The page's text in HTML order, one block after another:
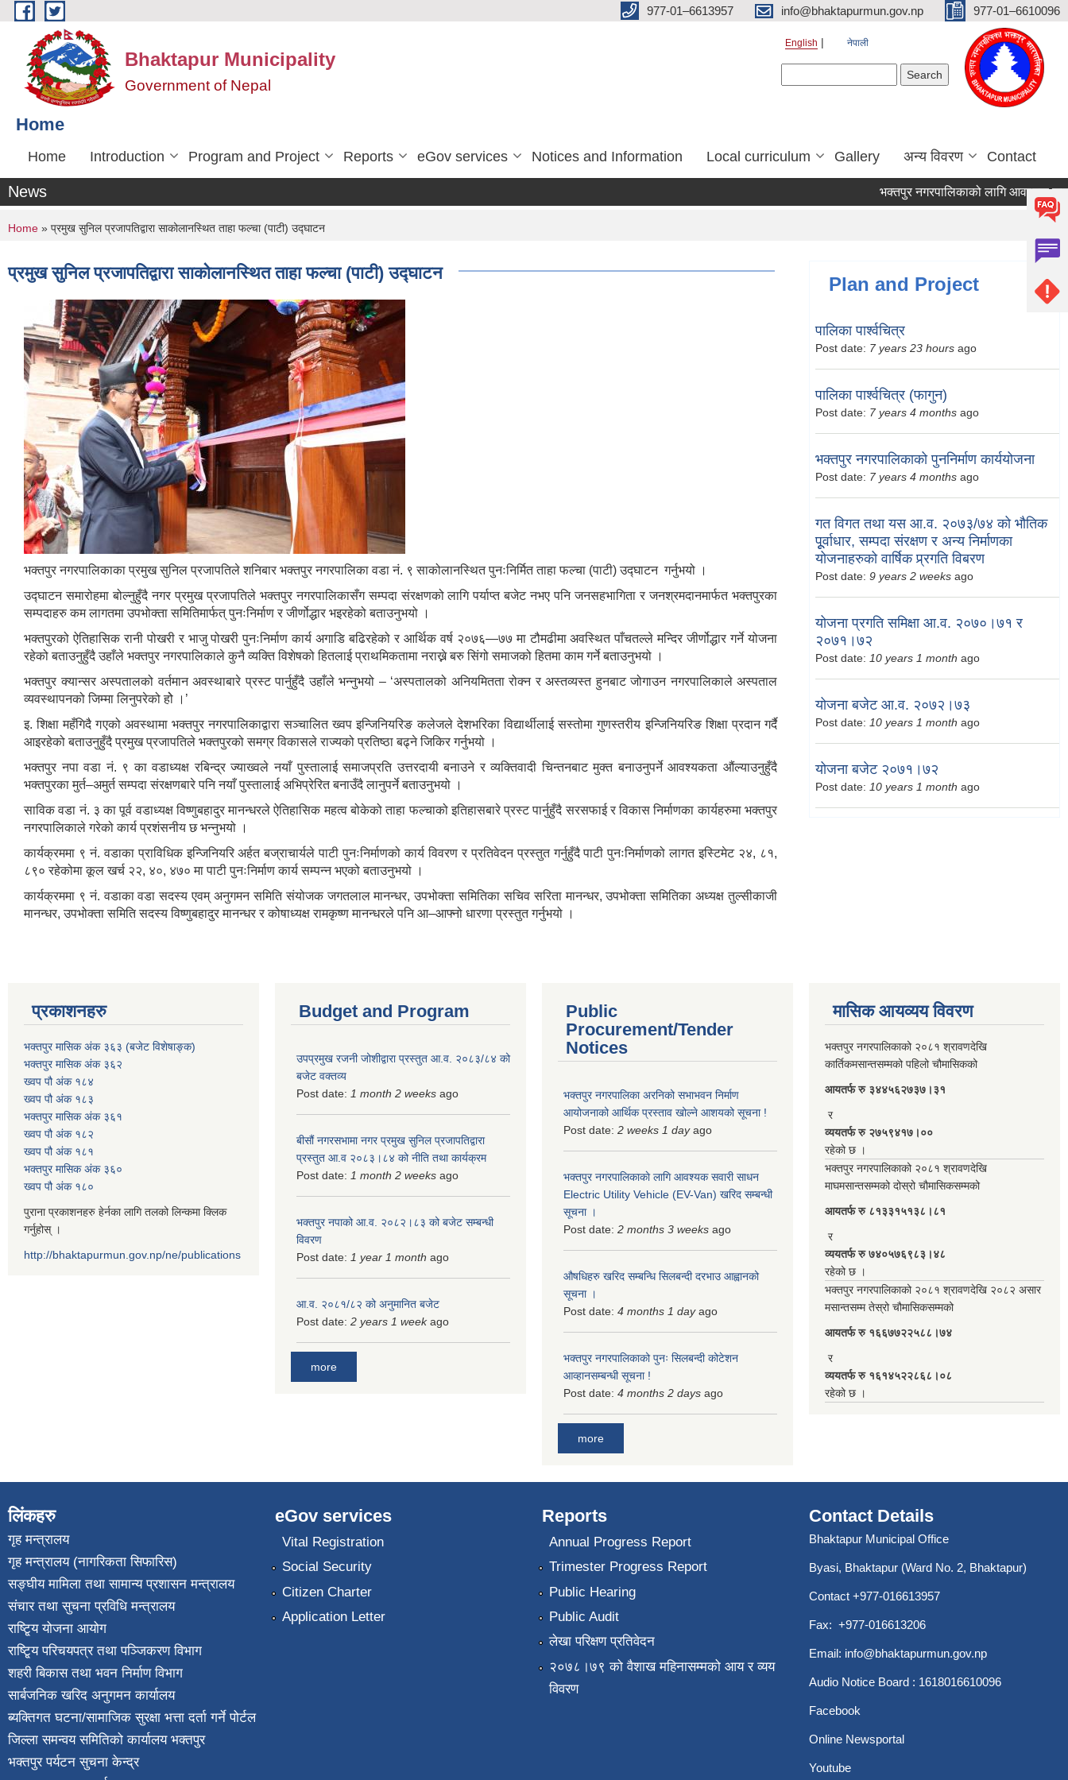
Skip to main content 977-01–6613957 info@bhaktapurmun.gov.np 977-01–6610096
Bhaktapur Municipality
Government of Nepal
English नेपाली
Home
Home Introduction Program and Project Reports eGov services Notices and Information Local curriculum Gallery अन्य विवरण Contact
News भक्तपुर नगरपालिकाको लागि आवश्यक
You are here
Home » प्रमुख सुनिल प्रजापतिद्वारा साकोलानस्थित ताहा फल्चा (पाटी) उद्‍घाटन
प्रमुख सुनिल प्रजापतिद्वारा साकोलानस्थित ताहा फल्चा (पाटी) उद्‍घाटन
भक्तपुर नगरपालिकाका प्रमुख सुनिल प्रजापतिले शनिबार भक्तपुर नगरपालिका वडा नं. ९ साकोलानस्थित पुनःनिर्मित ताहा फल्चा (पाटी) उद्‍घाटन गर्नुभयो ।
उद्‍घाटन समारोहमा बोल्नुहुँदै नगर प्रमुख प्रजापतिले भक्तपुर नगरपालिकासँग सम्पदा संरक्षणको लागि पर्याप्त बजेट नभए पनि जनसहभागिता र जनश्रमदानमार्फत भक्तपुरका
सम्पदाहरु कम लागतमा उपभोक्ता समितिमार्फत् पुनःनिर्माण र जीर्णोद्धार भइरहेको बताउनुभयो ।
भक्तपुरको ऐतिहासिक रानी पोखरी र भाजु पोखरी पुनःनिर्माण कार्य अगाडि बढिरहेको र आर्थिक वर्ष २०७६—७७ मा टौमढीमा अवस्थित पाँचतल्ले मन्दिर जीर्णोद्धार गर्ने योजना
रहेको बताउनुहुँदै उहाँले भक्तपुर नगरपालिकाले कुनै व्यक्ति विशेषको हितलाई प्राथमिकतामा नराख्ने बरु सिंगो समाजको हितमा काम गर्ने बताउनुभयो ।
भक्तपुर क्यान्सर अस्पतालको वर्तमान अवस्थाबारे प्रस्ट पार्नुहुँदै उहाँले भन्नुभयो – ‘अस्पतालको अनियमितता रोक्न र अस्तव्यस्त हुनबाट जोगाउन नगरपालिकाले अस्पताल
व्यवस्थापनको जिम्मा लिनुपरेको होे ।’
इ. शिक्षा महँगिदै गएको अवस्थामा भक्तपुर नगरपालिकाद्वारा सञ्चालित ख्वप इन्जिनियरिङ कलेजले देशभरिका विद्यार्थीलाई सस्तोमा गुणस्तरीय इन्जिनियरिङ शिक्षा प्रदान गर्दै
आइरहेको बताउनुहुँदै प्रमुख प्रजापतिले भक्तपुरको समग्र विकासले राज्यको प्रतिष्ठा बढ्ने जिकिर गर्नुभयो ।
भक्तपुर नपा वडा नं. ९ का वडाध्यक्ष रबिन्द्र ज्याख्वले नयाँ पुस्तालाई समाजप्रति उत्तरदायी बनाउने र व्यक्तिवादी चिन्तनबाट मुक्त बनाउनुपर्ने आवश्यकता औंल्याउनुहुँदै
भक्तपुरका मुर्त–अमुर्त सम्पदा संरक्षणबारे पनि नयाँ पुस्तालाई अभिप्रेरित बनाउँदै लानुपर्ने बताउनुभयो ।
साविक वडा नं. ३ का पूर्व वडाध्यक्ष विष्णुबहादुर मानन्धरले ऐतिहासिक महत्व बोकेको ताहा फल्चाको इतिहासबारे प्रस्ट पार्नुहुँदै सरसफाई र विकास निर्माणका कार्यहरुमा भक्तपुर
नगरपालिकाले गरेको कार्य प्रशंसनीय छ भन्नुभयो ।
कार्यक्रममा ९ नं. वडाका प्राविधिक इन्जिनियरि अर्हत बज्राचार्यले पाटी पुनःनिर्माणको कार्य विवरण र प्रतिवेदन प्रस्तुत गर्नुहुँदै पाटी पुनःनिर्माणको लागत इस्टिमेट २४, ८१,
८९० रहेकोमा कूल खर्च २२, ४०, ४७० मा पाटी पुनःनिर्माण कार्य सम्पन्न भएको बताउनुभयो ।
कार्यक्रममा ९ नं. वडाका वडा सदस्य एवम् अनुगमन समिति संयोजक जगतलाल मानन्धर, उपभोक्ता समितिका सचिव सरिता मानन्धर, उपभोक्ता समितिका अध्यक्ष तुल्सीकाजी
मानन्धर, उपभोक्ता समिति सदस्य विष्णुबहादुर मानन्धर र कोषाध्यक्ष रामकृष्ण मानन्धरले पनि आ–आफ्नो धारणा प्रस्तुत गर्नुभयो ।
Plan and Project
पालिका पार्श्वचित्र
Post date: 7 years 23 hours ago
पालिका पार्श्वचित्र (फागुन)
Post date: 7 years 4 months ago
भक्तपुर नगरपालिकाको पुननिर्माण कार्ययोजना
Post date: 7 years 4 months ago
गत विगत तथा यस आ.व. २०७३/७४ को भौतिक
पूूर्वाधार, सम्पदा संरक्षण र अन्य निर्माणका
योजनाहरुको वार्षिक प्र्रगति विबरण
Post date: 9 years 2 weeks ago
योजना प्रगति समिक्षा आ.व. २०७०।७१ र
२०७१।७२
Post date: 10 years 1 month ago
योजना बजेट आ.व. २०७२।७३
Post date: 10 years 1 month ago
योजना बजेट २०७१।७२
Post date: 10 years 1 month ago
प्रकाशनहरु
भक्तपुर मासिक अंक ३६३ (बजेट विशेषाङ्क)
भक्तपुर मासिक अंक ३६२
ख्वप पौ अंक १८४
ख्वप पौ अंक १८३
भक्तपुर मासिक अंक ३६१
ख्वप पौ अंक १८२
ख्वप पौ अंक १८१
भक्तपुर मासिक अंक ३६०
ख्वप पौ अंक १८०
पुराना प्रकाशनहरु हेर्नका लागि तलको लिन्कमा क्लिक
गर्नुहोस् ।
http://bhaktapurmun.gov.np/ne/publications
Budget and Program
उपप्रमुख रजनी जोशीद्वारा प्रस्तुत आ.व. २०८३/८४ को
बजेट वक्तव्य
Post date: 1 month 2 weeks ago
बीसौं नगरसभामा नगर प्रमुख सुनिल प्रजापतिद्वारा
प्रस्तुत आ.व‍ २०८३।८४ को नीति तथा कार्यक्रम
Post date: 1 month 2 weeks ago
भक्तपुर नपाको आ.व. २०८२।८३ को बजेट सम्बन्धी
विवरण
Post date: 1 year 1 month ago
आ.व. २०८१/८२ को अनुमानित बजेट
Post date: 2 years 1 weekago
more
Public
Procurement/Tender
Notices
भक्तपुर नगरपालिका अरनिको सभाभवन निर्माण
आयोजनाको आर्थिक प्रस्ताव खोल्ने आशयको सूचना !
Post date: 2 weeks 1 dayago
भक्तपुर नगरपालिकाकाे लागि आवश्यक सवारी साधन
Electric Utility Vehicle (EV-Van) खरिद सम्बन्धी
सूचना ।
Post date: 2 months 3 weeks ago
औषधिहरु खरिद सम्बन्धि सिलबन्दी दरभाउ आह्वानको
सूचना ।
Post date: 4 months 1 dayago
भक्तपुर नगरपालिकाको पुनः सिलबन्दी कोटेशन
आव्हानसम्बन्धी सूचना !
Post date: 4 months 2 days ago
more
मासिक आयव्यय विवरण
भक्तपुर नगरपालिकाको २०८१ श्रावणदेखि
कार्तिकमसान्तसम्मको पहिलो चौमासिकको
आयतर्फ रु‌ ३४४५६२७३७।३१
र
व्ययतर्फ रु २७५९४१७।००
रहेको छ ।
भक्तपुर नगरपालिकाको २०८१ श्रावणदेखि
माघमसान्तसम्मको दोस्रो चौमासिकसम्मको
आयतर्फ रु‌ ८१३३१५१३८।८१
र
व्ययतर्फ रु ७४०५७६९८३।४८
रहेको छ ।
भक्तपुर नगरपालिकाको २०८१ श्रावणदेखि २०८२ असार
मसान्तसम्म तेस्रो चौमासिकसम्मको
आयतर्फ रु‌ १६६७७२२५८८।७४
र
व्ययतर्फ रु १६१४५२२८६८।०८
रहेको छ ।
लिंकहरु
गृह मन्त्रालय
गृह मन्त्रालय (नागरिकता सिफारिस)
सङ्घीय मामिला तथा सामान्य प्रशासन मन्त्रालय
संचार तथा सुचना प्रविधि मन्त्रालय
राष्टि्ृय योजना आयोग
राष्टि्ृय परिचयपत्र तथा पञ्जिकरण विभाग
शहरी बिकास तथा भवन निर्माण विभाग
सार्बजनिक खरिद अनुगमन कार्यालय
ब्यक्तिगत घटना/सामाजिक सुरक्षा भत्ता दर्ता गर्ने पोर्टल
जिल्ला समन्वय समितिको कार्यालय भक्तपुर
भक्तपुर पर्यटन सुचना केन्द्र
eGov services
Vital Registration
Social Security
Citizen Charter
Application Letter
Reports
Annual Progress Report
Trimester Progress Report
Public Hearing
Public Audit
लेखा परिक्षण प्रतिवेदन
२०७८।७९ को वैशाख महिनासम्मको आय र व्यय
विवरण
Contact Details
Bhaktapur Municipal Office
Byasi, Bhaktapur (Ward No. 2, Bhaktapur)
Contact +977-016613957
Fax: +977-016613206
Email: info@bhaktapurmun.gov.np
Audio Notice Board : 1618016610096
Facebook
Online Newsportal
Youtube